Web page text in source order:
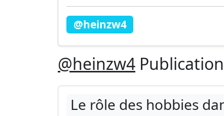
@heinzw4
@heinzw4
Le rôle des hobbies